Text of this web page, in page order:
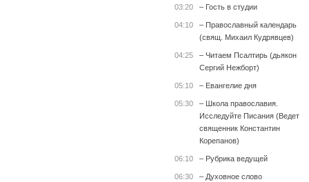
03:20 – Гость в студии
04:10
– Православный календарь
(свящ. Михаил Кудрявцев)
04:25
– Читаем Псалтирь (дьякон
Сергий Нежборт)
05:10 – Евангелие дня
05:30
– Школа православия.
Исследуйте Писания (Ведет
священник Константин
Корепанов)
06:10 – Рубрика ведущей
06:30 – Духовное слово